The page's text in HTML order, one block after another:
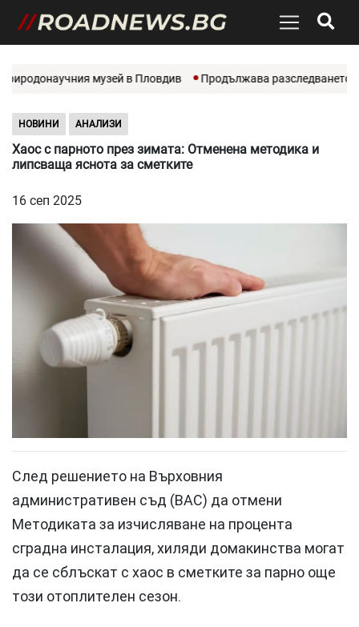
музей в Пловдив Продължава разследването
НОВИНИ АНАЛИЗИ
Хаос с парното през зимата: Отменена методика и
липсваща яснота за сметките
16 сеп 2025
След решението на Върховния
административен съд (ВАС) да отмени
Методиката за изчисляване на процента
сградна инсталация, хиляди домакинства могат
да се сблъскат с хаос в сметките за парно още
този отоплителен сезон.